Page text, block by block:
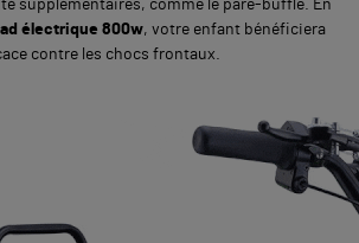
supplémentaires, comme le pare-buffle. En
électrique 800w, votre enfant bénéficiera
contre les chocs frontaux.